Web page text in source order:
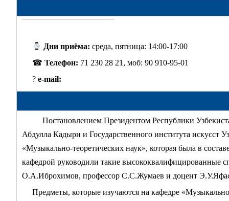
Дни приёма:среда, пятница: 14:00-17:00
☎ Телефон: 71 230 28 21, моб: 90 910-95-01
? e-mail:
Постановлением Президентом Республики
Абдулла Кадыри и Государственного института искусст
«Музыкально-теоретических наук», которая была в
кафедрой руководили такие высококвалифицированные
О.А.Иброхимов, профессор С.С.Жумаев и доцент
Предметы, которые изучаются на кафедре